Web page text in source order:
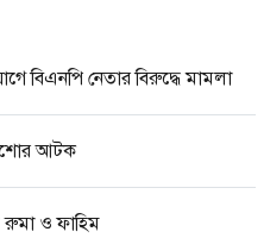
বিএনপি নেতার বিরুদ্ধে মামলা
আটক
রুমা ও ফাহিম